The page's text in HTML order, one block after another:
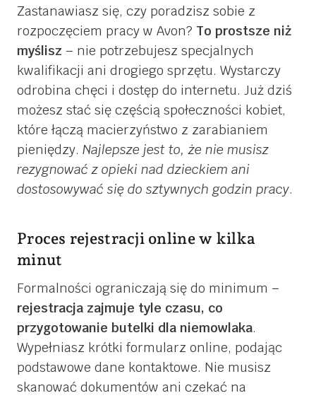
Zastanawiasz się, czy poradzisz sobie z
rozpoczęciem pracy w Avon? To prostsze niż
myślisz – nie potrzebujesz specjalnych
kwalifikacji ani drogiego sprzętu. Wystarczy
odrobina chęci i dostęp do internetu. Już dziś
możesz stać się częścią społeczności kobiet,
które łączą macierzyństwo z zarabianiem
pieniędzy. Najlepsze jest to, że nie musisz
rezygnować z opieki nad dzieckiem ani
dostosowywać się do sztywnych godzin pracy.
Proces rejestracji online w kilka
minut
Formalności ograniczają się do minimum –
rejestracja zajmuje tyle czasu, co
przygotowanie butelki dla niemowlaka.
Wypełniasz krótki formularz online, podając
podstawowe dane kontaktowe. Nie musisz
skanować dokumentów ani czekać na